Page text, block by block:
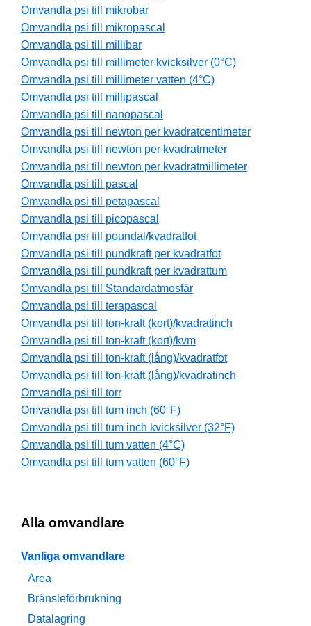
Omvandla psi till mikrobar
Omvandla psi till mikropascal
Omvandla psi till millibar
Omvandla psi till millimeter kvicksilver (0°C)
Omvandla psi till millimeter vatten (4°C)
Omvandla psi till millipascal
Omvandla psi till nanopascal
Omvandla psi till newton per kvadratcentimeter
Omvandla psi till newton per kvadratmeter
Omvandla psi till newton per kvadratmillimeter
Omvandla psi till pascal
Omvandla psi till petapascal
Omvandla psi till picopascal
Omvandla psi till poundal/kvadratfot
Omvandla psi till pundkraft per kvadratfot
Omvandla psi till pundkraft per kvadrattum
Omvandla psi till Standardatmosfär
Omvandla psi till terapascal
Omvandla psi till ton-kraft (kort)/kvadratinch
Omvandla psi till ton-kraft (kort)/kvm
Omvandla psi till ton-kraft (lång)/kvadratfot
Omvandla psi till ton-kraft (lång)/kvadratinch
Omvandla psi till torr
Omvandla psi till tum inch (60°F)
Omvandla psi till tum inch kvicksilver (32°F)
Omvandla psi till tum vatten (4°C)
Omvandla psi till tum vatten (60°F)
Alla omvandlare
Vanliga omvandlare
Area
Bränsleförbrukning
Datalagring